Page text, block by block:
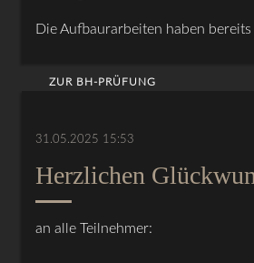
Die Aufbaurarbeiten haben
ZUR BH-PRÜFUNG
31.05.2025 15:53
Herzlichen
an alle Teilnehmer: